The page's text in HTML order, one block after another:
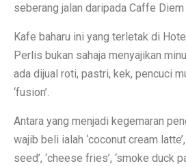
seberang jalan daripada Caffe Diem
Kafe baharu ini yang terletak di
Perlis bukan sahaja menyajikan
ada dijual roti, pastri, kek, pencuci
‘fusion’.
Antara yang menjadi kegemaran
wajib beli ialah ‘coconut cream
seed’, ‘cheese fries’, ‘smoke duck